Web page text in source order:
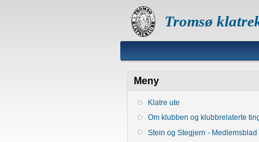
Tromsø
Meny
Klatre ute
Om klubben og klubbrelaterte
Stein og Stegjern - Medlemsblad